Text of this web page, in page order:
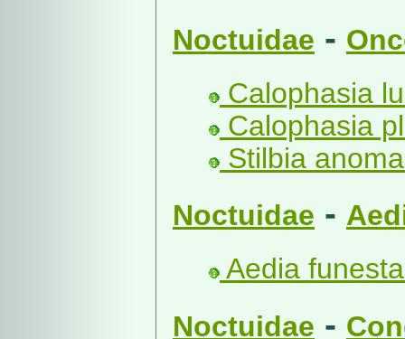
Noctuidae -
Calophasia
Calophasia
Stilbia
Noctuidae -
Aedia
Noctuidae -